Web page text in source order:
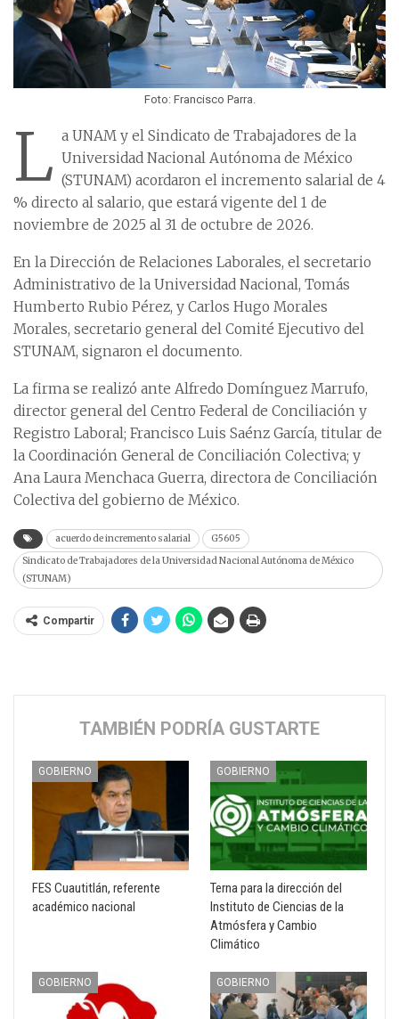
Foto: Francisco Parra.
L a UNAM y el Sindicato de Trabajadores de la
Universidad Nacional Autónoma de México
(STUNAM) acordaron el incremento salarial de 4
% directo al salario, que estará vigente del 1 de
noviembre de 2025 al 31 de octubre de 2026.
En la Dirección de Relaciones Laborales, el secretario
Administrativo de la Universidad Nacional, Tomás
Humberto Rubio Pérez, y Carlos Hugo Morales
Morales, secretario general del Comité Ejecutivo del
STUNAM, signaron el documento.
La firma se realizó ante Alfredo Domínguez Marrufo,
director general del Centro Federal de Conciliación y
Registro Laboral; Francisco Luis Saénz García, titular de
la Coordinación General de Conciliación Colectiva; y
Ana Laura Menchaca Guerra, directora de Conciliación
Colectiva del gobierno de México.
acuerdo de incremento salarial
G5605
Sindicato de Trabajadores de la Universidad Nacional Autónoma de México
(STUNAM)
Compartir
TAMBIÉN PODRÍA GUSTARTE
GOBIERNO
FES Cuautitlán, referente
académico nacional
GOBIERNO
Terna para la dirección del
Instituto de Ciencias de la
Atmósfera y Cambio
Climático
GOBIERNO GOBIERNO